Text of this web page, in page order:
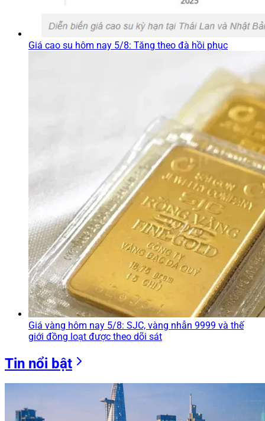
Giá cao su hôm nay 5/8: Tăng theo đà hồi phục
Giá vàng hôm nay 5/8: SJC, vàng nhẫn 9999 và thế
giới đồng loạt được theo dõi sát
Tin nổi bật